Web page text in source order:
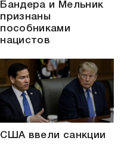
Бандера и Мельник
признаны
пособниками
нацистов
США ввели санкции